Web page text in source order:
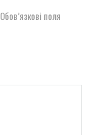
Обов’язкові поля